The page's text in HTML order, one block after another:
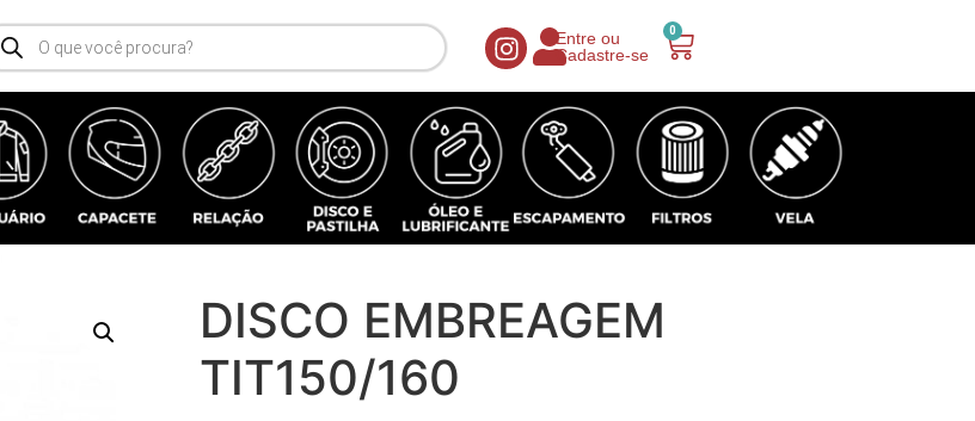
Entre ou
Cadastre-se
0
DISCO EMBREAGEM
TIT150/160